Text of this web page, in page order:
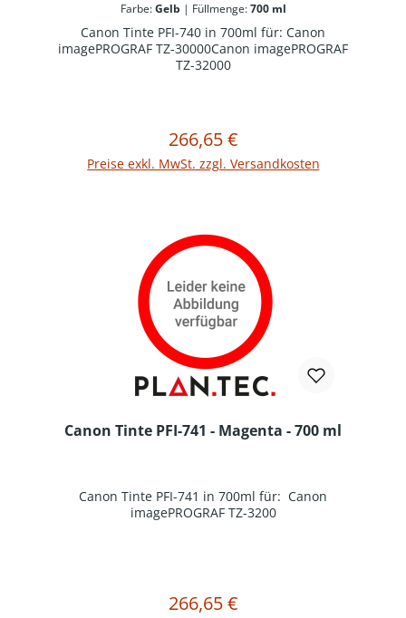
Farbe:Gelb | Füllmenge:700 ml
Canon Tinte PFI-740 in 700ml für: Canon
imagePROGRAF TZ-30000Canon imagePROGRAF
TZ-32000
Regulärer Preis:
266,65 €
Preise exkl. MwSt. zzgl. Versandkosten
In den Warenkorb
Canon Tinte PFI-741 - Magenta - 700 ml
Canon Tinte PFI-741 in 700ml für: Canon
imagePROGRAF TZ-3200
Regulärer Preis:
266,65 €
In den Warenkorb